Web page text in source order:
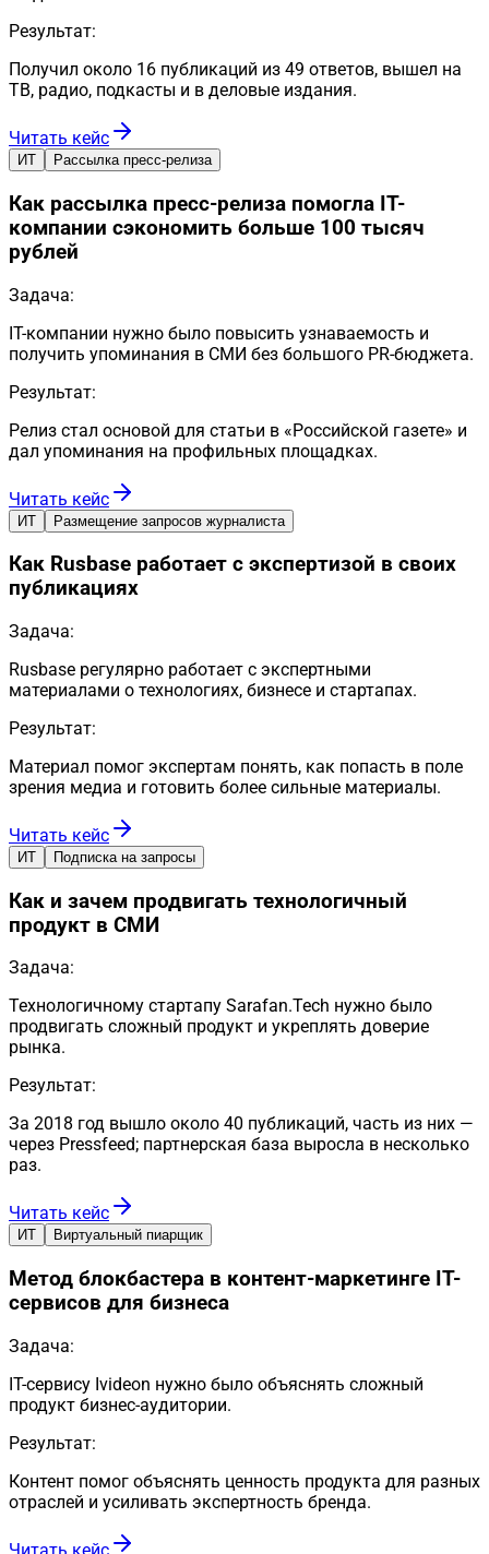
Результат:
Получил около 16 публикаций из 49 ответов, вышел на
ТВ, радио, подкасты и в деловые издания.
Читать кейс
ИТ Рассылка пресс-релиза
Как рассылка пресс-релиза помогла IT-
компании сэкономить больше 100 тысяч
рублей
Задача:
IT-компании нужно было повысить узнаваемость и
получить упоминания в СМИ без большого PR-бюджета.
Результат:
Релиз стал основой для статьи в «Российской газете» и
дал упоминания на профильных площадках.
Читать кейс
ИТ Размещение запросов журналиста
Как Rusbase работает с экспертизой в своих
публикациях
Задача:
Rusbase регулярно работает с экспертными
материалами о технологиях, бизнесе и стартапах.
Результат:
Материал помог экспертам понять, как попасть в поле
зрения медиа и готовить более сильные материалы.
Читать кейс
ИТ Подписка на запросы
Как и зачем продвигать технологичный
продукт в СМИ
Задача:
Технологичному стартапу Sarafan.Tech нужно было
продвигать сложный продукт и укреплять доверие
рынка.
Результат:
За 2018 год вышло около 40 публикаций, часть из них —
через Pressfeed; партнерская база выросла в несколько
раз.
Читать кейс
ИТ Виртуальный пиарщик
Метод блокбастера в контент-маркетинге IT-
сервисов для бизнеса
Задача:
IT-сервису Ivideon нужно было объяснять сложный
продукт бизнес-аудитории.
Результат:
Контент помог объяснять ценность продукта для разных
отраслей и усиливать экспертность бренда.